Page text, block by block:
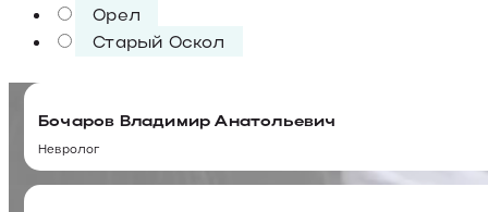
Орел
Старый Оскол
Бочаров Владимир Анатольевич
Невролог